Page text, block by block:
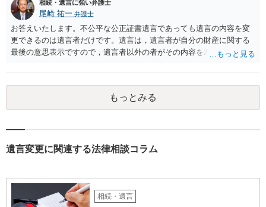
相続・遺言に強い弁護士
尾崎 祐一 弁護士
お答えいたします。不公平な公正証書遺言であっても遺言の内容を変
更できるのは遺言者だけです。遺言は，遺言者が自分の財産に関する
最後の意思表示ですので，遺言者以外の者がその内容を左右させるこ
とはできないのです。
もっとみる
遺言変更に関連する法律相談コラム
相続・遺言